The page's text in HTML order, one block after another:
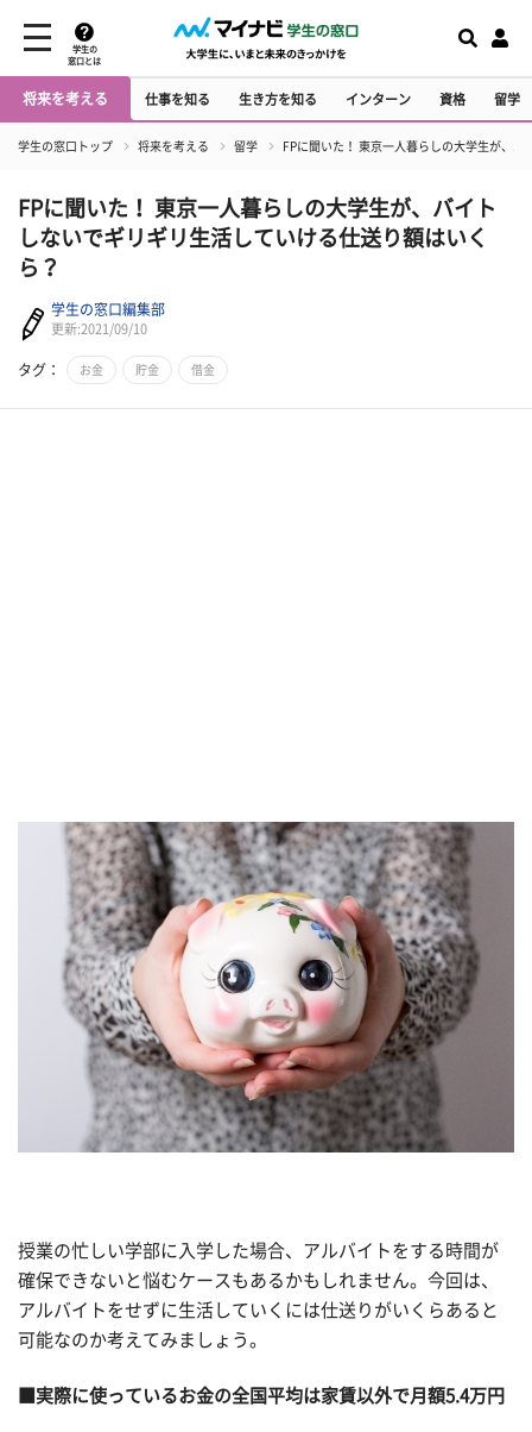
学生の
窓口とは
将来を考える 仕事を知る 生き方を知る インターン 資格 留学
学生の窓口トップ 将来を考える 留学 FPに聞いた！ 東京一人暮らしの大学生が、
FPに聞いた！ 東京一人暮らしの大学生が、バイト
しないでギリギリ生活していける仕送り額はいく
ら？
学生の窓口編集部
更新:2021/09/10
タグ： お金 貯金 借金
授業の忙しい学部に入学した場合、アルバイトをする時間が
確保できないと悩むケースもあるかもしれません。今回は、
アルバイトをせずに生活していくには仕送りがいくらあると
可能なのか考えてみましょう。
■実際に使っているお金の全国平均は家賃以外で月額5.4万円